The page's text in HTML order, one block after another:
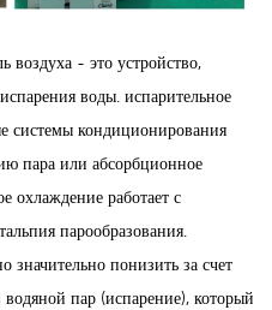
воздуха - это устройство,
воды. испарительное
системы кондиционирования
пара или абсорбционное
охлаждение работает с
парообразования.
значительно понизить за счет
пар (испарение), который